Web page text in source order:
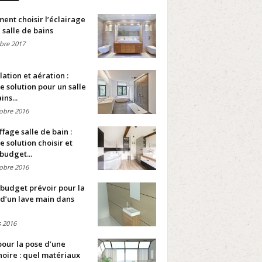
choisir l’éclairage
salle de bains
2017
et aération :
solution pour un salle
2016
salle de bain :
solution choisir et
2016
prévoir pour la
lave main dans
2016
la pose d’une
: quel matériaux